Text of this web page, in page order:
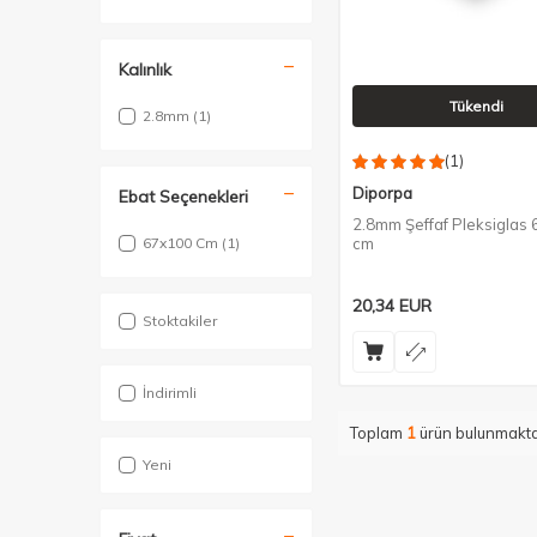
Kalınlık
2.8mm (1)
Ebat Seçenekleri
67x100 Cm (1)
Stoktakiler
İndirimli
Yeni
Tükendi
(1)
Diporpa
2.8mm Şeffaf Pleksiglas
cm
20,34 EUR
Toplam 1ürün